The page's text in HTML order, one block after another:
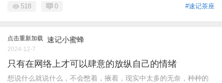
#速记茶座
518 0
点击重新加载 速记小蜜蜂
2024-12-7
只有在网络上才可以肆意的放纵自己的情绪
想说什么就说什么，不会憋着，掖着，现实中太多的无奈，种种的